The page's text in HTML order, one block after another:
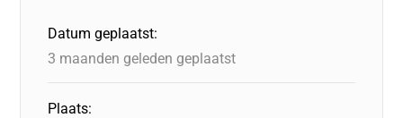
Datum geplaatst:
3 maanden geleden geplaatst
Plaats: